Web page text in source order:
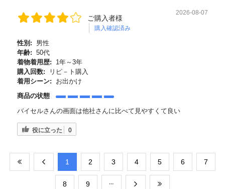
ご購入者様
購入確認済み
2026-08-07
性別:
男性
年齢: 50代
着物着用歴:
1年～3年
購入回数:
リピ－ト購入
着用シーン:
お出かけ
商品の状態
バイセルさんの画面は他社さんに比べて見やすくて良い
役に立った 0
​1 ​2 ​3 ​4 ​5 ​6 ​7
​8 ​9